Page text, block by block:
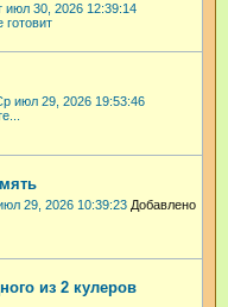
июл 30, 2026 12:39:14
готовит
июл 29, 2026 19:53:46
29, 2026 10:39:23 Добавлено
из 2 кулеров